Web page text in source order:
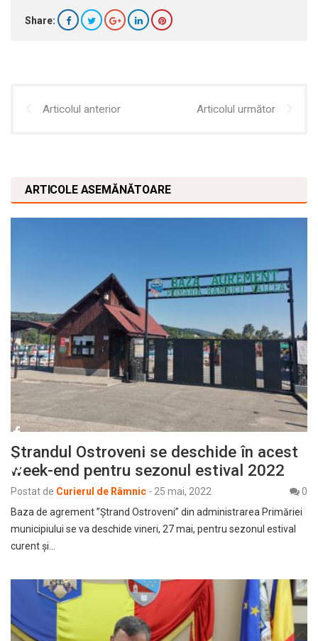
Share:
Articolul anterior Articolul următor
ARTICOLE ASEMĂNĂTOARE
Ştrandul Ostroveni se deschide în acest
week-end pentru sezonul estival 2022
Postat de Curierul de Râmnic - 25 mai, 2022
0
Baza de agrement ”Ştrand Ostroveni” din administrarea Primăriei
municipiului se va deschide vineri, 27 mai, pentru sezonul estival
curent şi…